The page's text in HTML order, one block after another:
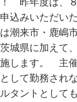
込みいただい
潮来市・鹿嶋
城県に加えて
施します。 主
して勤務され
タントとして